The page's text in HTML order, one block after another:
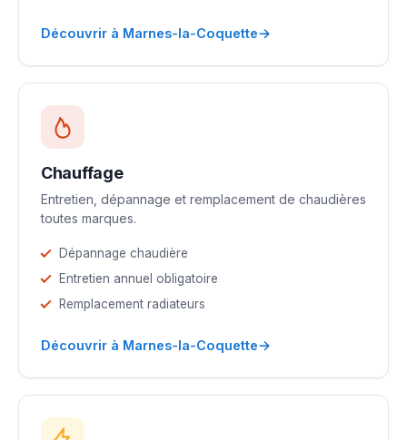
Découvrir à Marnes-la-Coquette→
Chauffage
Entretien, dépannage et remplacement de chaudières
toutes marques.
Dépannage chaudière
Entretien annuel obligatoire
Remplacement radiateurs
Découvrir à Marnes-la-Coquette→